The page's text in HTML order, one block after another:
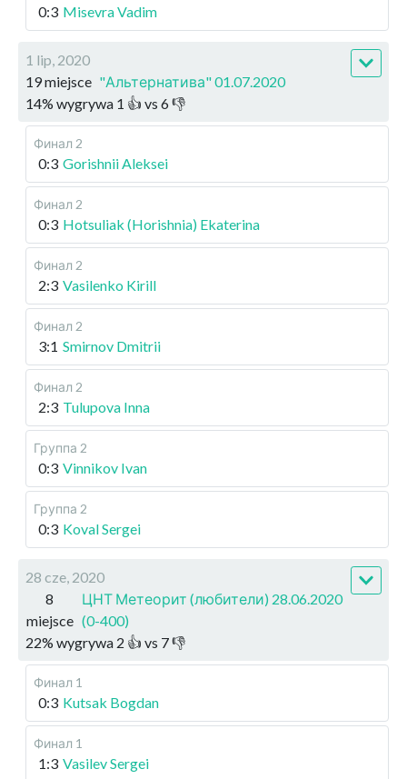
0:3 Misevra Vadim
1 lip, 2020
19 miejsce "Альтернатива" 01.07.2020
14% wygrywa 1 👍 vs 6👎
Финал 2
0:3 Gorishnii Aleksei
Финал 2
0:3 Hotsuliak (Horishnia) Ekaterina
Финал 2
2:3 Vasilenko Kirill
Финал 2
3:1 Smirnov Dmitrii
Финал 2
2:3 Tulupova Inna
Группа 2
0:3 Vinnikov Ivan
Группа 2
0:3 Koval Sergei
28 cze, 2020
8
miejsce
ЦНТ Метеорит (любители) 28.06.2020
(0-400)
22% wygrywa 2 👍 vs 7👎
Финал 1
0:3 Kutsak Bogdan
Финал 1
1:3 Vasilev Sergei